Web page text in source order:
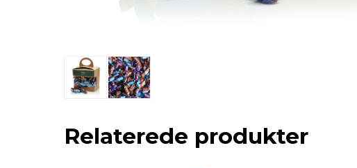
Relaterede produkter